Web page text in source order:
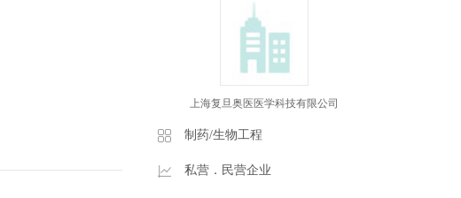
上海复旦奥医医学科技有限公司
制药/生物工程
私营．民营企业